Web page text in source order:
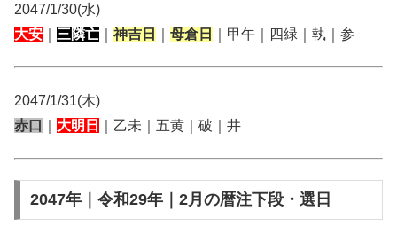
2047/1/30(水)
大安
三隣亡 神吉日 母倉日 ｜甲午｜四緑｜執｜参
2047/1/31(木)
赤口
大明日 ｜乙未｜五黄｜破｜井
2047年｜令和29年｜2月の暦注下段・選日